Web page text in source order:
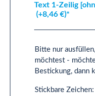
Text 1-Zeilig
(+8,46 €)*
Bitte nur
möchtest -
Bestickung, dann
Stickbare